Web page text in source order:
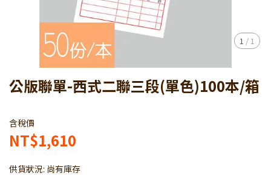
1 / 1
公版聯單-西式二聯三段(單色)100本/箱
含稅價
NT$1,610
供貨狀況: 尚有庫存